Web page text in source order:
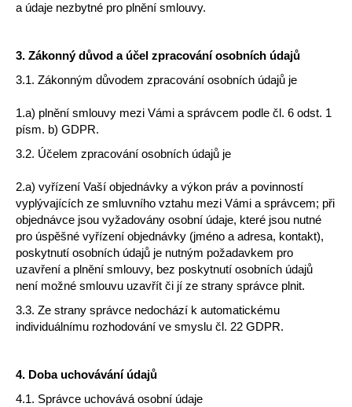
a údaje nezbytné pro plnění smlouvy.
3. Zákonný důvod a účel zpracování osobních údajů
3.1. Zákonným důvodem zpracování osobních údajů je
1.a) plnění smlouvy mezi Vámi a správcem podle čl. 6 odst. 1
písm. b) GDPR.
3.2. Účelem zpracování osobních údajů je
2.a) vyřízení Vaší objednávky a výkon práv a povinností
vyplývajících ze smluvního vztahu mezi Vámi a správcem; při
objednávce jsou vyžadovány osobní údaje, které jsou nutné
pro úspěšné vyřízení objednávky (jméno a adresa, kontakt),
poskytnutí osobních údajů je nutným požadavkem pro
uzavření a plnění smlouvy, bez poskytnutí osobních údajů
není možné smlouvu uzavřít či jí ze strany správce plnit.
3.3. Ze strany správce nedochází k automatickému
individuálnímu rozhodování ve smyslu čl. 22 GDPR.
4. Doba uchovávání údajů
4.1. Správce uchovává osobní údaje